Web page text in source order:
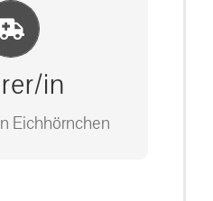
Büro anrufen
7909946
in
Eichhörnchen
und Infos